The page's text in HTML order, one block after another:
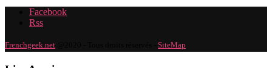
Facebook
Rss
Frenchgeek.net SiteMap